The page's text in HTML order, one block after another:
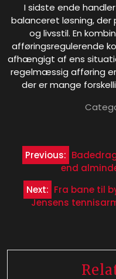
I sidste ende
balanceret løsning, der
og livsstil. En
afføringsregulerende
afhængigt af ens
regelmæssig afføring
der er mange
Previous:
end
Next: Fra bane til
Jensens